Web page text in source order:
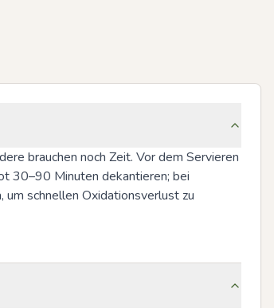
brauchen noch Zeit. Vor dem Servieren
30–90 Minuten dekantieren; bei
schnellen Oxidationsverlust zu